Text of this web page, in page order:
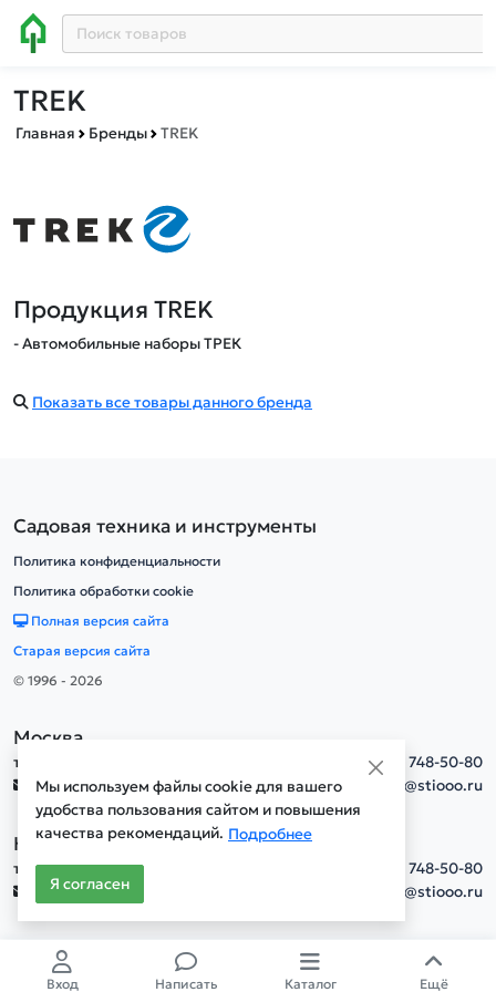
TREK
Главная Бренды TREK
Продукция TREK
- Автомобильные наборы ТРЕК
Показать все товары данного бренда
Мы используем файлы cookie для вашего
удобства пользования сайтом и повышения
качества рекомендаций. Подробнее
Я согласен
Садовая техника и инструменты
Политика конфиденциальности
Политика обработки cookie
Полная версия сайта
Старая версия сайта
© 1996 - 2026
Москва
тел.
+7(495) 748-50-80
info@stiooo.ru
Новосибирск
тел.
+7(495) 748-50-80
info@stiooo.ru
Вход Написать Каталог Ещё